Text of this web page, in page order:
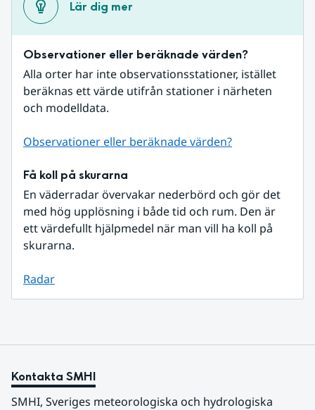
Lär dig mer
Observationer eller beräknade värden?
Alla orter har inte observationsstationer, istället
beräknas ett värde utifrån stationer i närheten
och modelldata.
Observationer eller beräknade värden?
Få koll på skurarna
En väderradar övervakar nederbörd och gör det
med hög upplösning i både tid och rum. Den är
ett värdefullt hjälpmedel när man vill ha koll på
skurarna.
Radar
Kontakta SMHI
SMHI, Sveriges meteorologiska och hydrologiska